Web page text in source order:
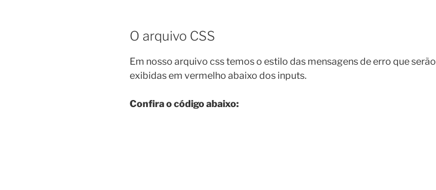
O arquivo CSS
Em nosso arquivo css temos o estilo das mensagens de erro que serão
exibidas em vermelho abaixo dos inputs.
Confira o código abaixo: